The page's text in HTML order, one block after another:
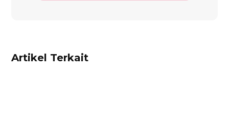
Artikel Terkait